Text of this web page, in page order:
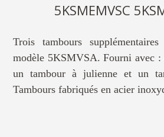
5KSMEMVSC
Trois tambours
modèle 5KSMVSA. Fourni avec :
un tambour à julienne et un
Tambours fabriqués en acier